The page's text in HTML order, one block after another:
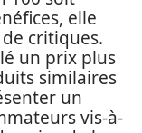
elle
critiques.
un prix plus
similaires
un
vis-à-